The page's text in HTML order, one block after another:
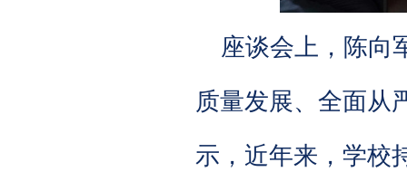
座谈会上，陈向
质量发展、全面从
示，近年来，学校